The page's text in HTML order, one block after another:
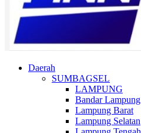
Daerah
SUMBAGSEL
LAMPUNG
Bandar Lampung
Lampung Barat
Lampung Selatan